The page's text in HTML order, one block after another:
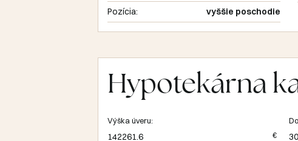
Pozícia:
vyššie poschodie
Hypotekárna
Výška úveru:
€